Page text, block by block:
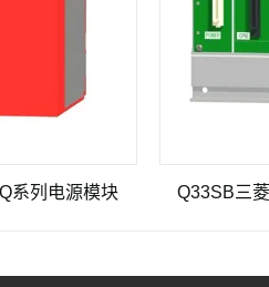
源模块 Q33SB三菱Q系